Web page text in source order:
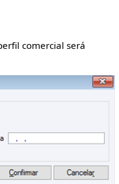
comercial será